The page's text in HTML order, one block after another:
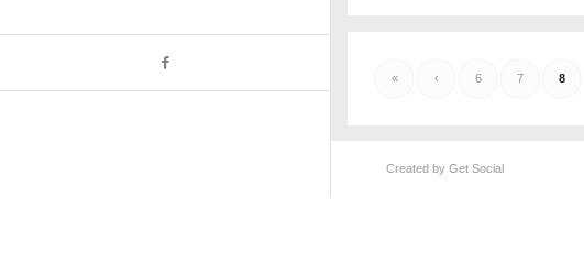
« ‹ 6 7 8
Created by Get Social